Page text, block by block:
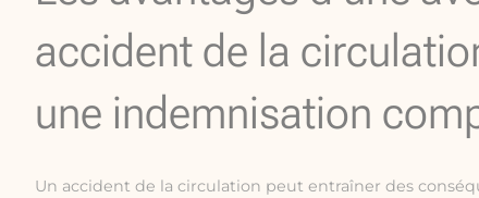
accident de la
une indemnisation
Un accident de la circulation peut entraîner des